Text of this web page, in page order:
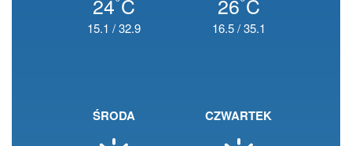
15.1 /32.9 16.5/35.1
ŚRODA CZWARTEK